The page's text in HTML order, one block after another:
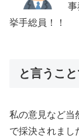
事
挙手総員！！
と言うこ
私の意見など当
で採決されまし